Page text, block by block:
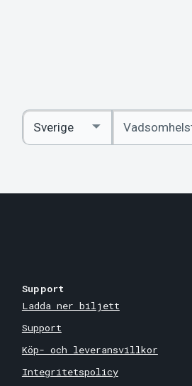
Ange
sökord
Select
Country
Support
Ladda ner biljett
Support
Köp- och leveransvillkor
Integritetspolicy